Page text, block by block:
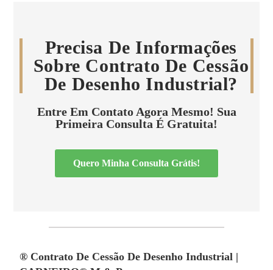
Precisa De Informações
Sobre Contrato De Cessão
De Desenho Industrial?
Entre Em Contato Agora Mesmo! Sua
Primeira Consulta É Gratuita!
Quero Minha Consulta Grátis!
® Contrato De Cessão De Desenho Industrial |